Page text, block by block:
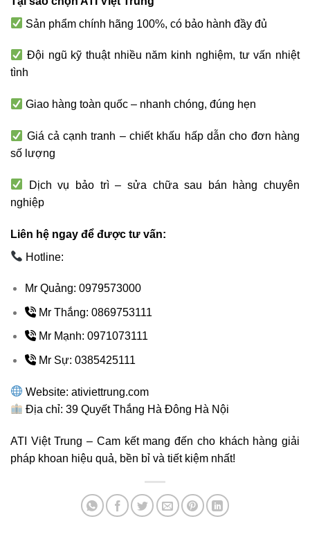
Sản phẩm chính hãng 100%, có bảo hành đầy đủ
Đội ngũ kỹ thuật nhiều năm kinh nghiệm, tư vấn nhiệt
tình
Giao hàng toàn quốc – nhanh chóng, đúng hẹn
Giá cả cạnh tranh – chiết khấu hấp dẫn cho đơn hàng
số lượng
Dịch vụ bảo trì – sửa chữa sau bán hàng chuyên
nghiệp
Liên hệ ngay để được tư vấn:
Hotline:
Mr Quảng: 0979573000
Mr Thắng: 0869753111
Mr Mạnh: 0971073111
Mr Sự: 0385425111
Website: ativiettrung.com
Địa chỉ: 39 Quyết Thắng Hà Đông Hà Nội
ATI Việt Trung – Cam kết mang đến cho khách hàng giải
pháp khoan hiệu quả, bền bỉ và tiết kiệm nhất!